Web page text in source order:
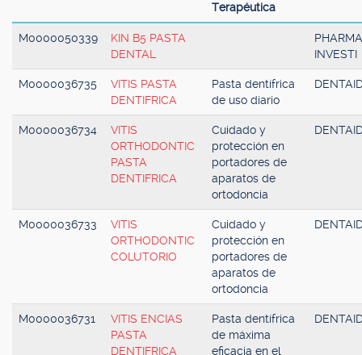
Terapéutica
M0000050339
KIN B5 PASTA
DENTAL
PHARMA
INVESTI
M0000036735
VITIS PASTA
DENTIFRICA
Pasta dentífrica
de uso diario
M0000036734
VITIS
ORTHODONTIC
PASTA
DENTIFRICA
Cuidado y
protección en
portadores de
aparatos de
ortodoncia
M0000036733
VITIS
ORTHODONTIC
COLUTORIO
Cuidado y
protección en
portadores de
aparatos de
ortodoncia
M0000036731
VITIS ENCIAS
PASTA
DENTIFRICA
Pasta dentífrica
de máxima
eficacia en el